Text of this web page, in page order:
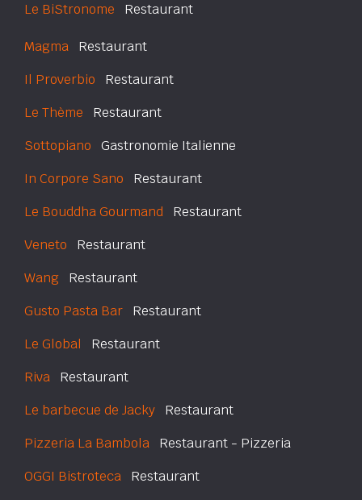
Le BiStronome Restaurant
Magma Restaurant
Il Proverbio Restaurant
Le Thème Restaurant
Sottopiano Gastronomie Italienne
In Corpore Sano Restaurant
Le Bouddha Gourmand Restaurant
Veneto Restaurant
Wang Restaurant
Gusto Pasta Bar Restaurant
Le Global Restaurant
Riva Restaurant
Le barbecue de Jacky Restaurant
Pizzeria La Bambola Restaurant - Pizzeria
OGGI Bistroteca Restaurant